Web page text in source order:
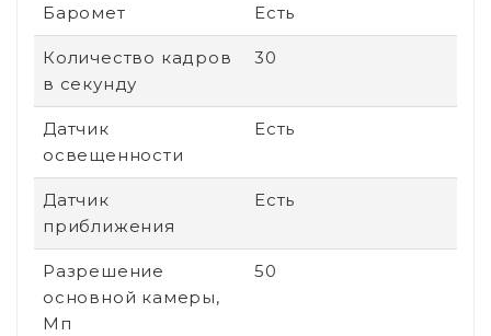
Баромет Есть
Количество кадров
в секунду
30
Датчик
освещенности
Есть
Датчик
приближения
Есть
Разрешение
основной камеры,
Мп
50